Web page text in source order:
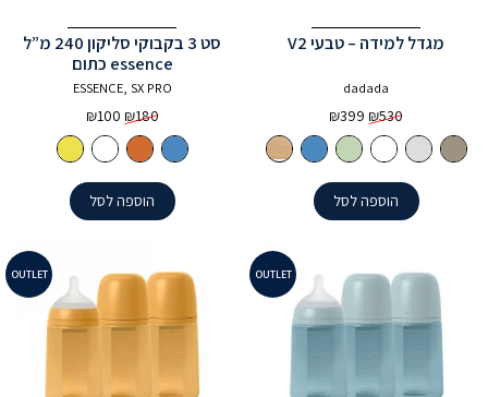
מגדל למידה – טבעי V2
dadada
₪530
המחיר
המקורי
היה:
₪530.
₪399
הנוכחי
הוא:
₪399.
הוספה לסל
סט 3 בקבוקי סליקון 240 מ”ל
essence כתום
ESSENCE, SX PRO
₪180
המחיר
המקורי
היה:
₪180.
₪100
הנוכחי
הוא:
₪100.
הוספה לסל
OUTLET
OUTLET